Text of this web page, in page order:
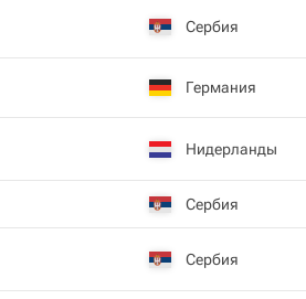
Сербия
Германия
Нидерланды
Сербия
Сербия